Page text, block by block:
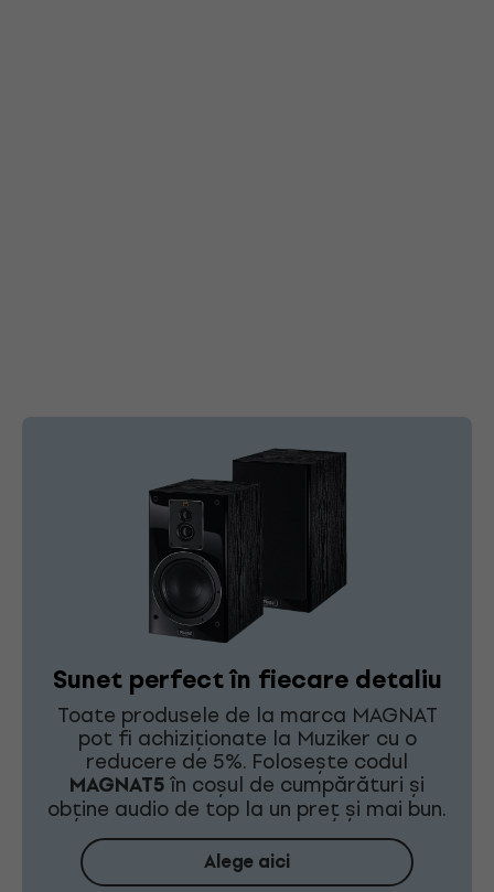
Sunet perfect în fiecare detaliu
Toate produsele de la marca MAGNAT
pot fi achiziționate la Muziker cu o
reducere de 5%. Folosește codul
MAGNAT5în coșul de cumpărături și
obține audio de top la un preț și mai bun.
Alege aici